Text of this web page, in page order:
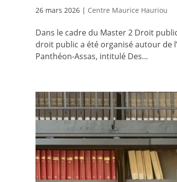
26 mars 2026 | Centre Maurice Hauriou
Dans le cadre du Master 2 Droit
droit public a été organisé autour de
Panthéon-Assas, intitulé Des...